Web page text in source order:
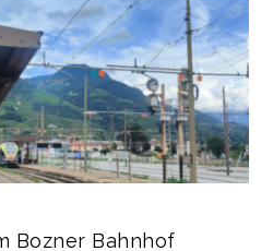
Bozner Bahnhof